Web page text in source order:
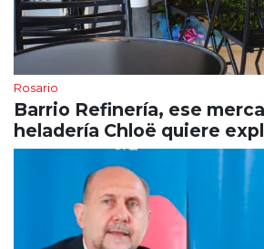
Rosario
Barrio Refinería, ese
heladería Chloë quiere